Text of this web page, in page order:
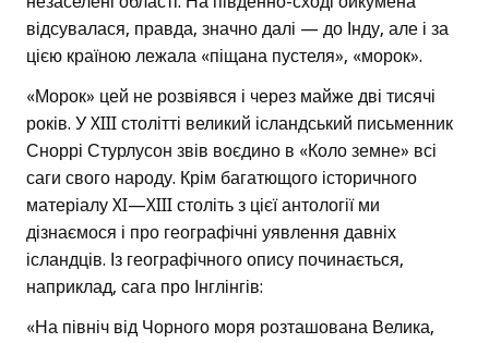
відсувалася, правда, значно далі — до Інду, але і за
цією країною лежала «піщана пустеля», «морок».
«Морок» цей не розвіявся і через майже дві тисячі
років. У XIII столітті великий ісландський письменник
Сноррі Стурлусон звів воєдино в «Коло земне» всі
саги свого народу. Крім багатющого історичного
матеріалу XI—XIII століть з цієї антології ми
дізнаємося і про географічні уявлення давніх
ісландців. Із географічного опису починається,
наприклад, сага про Інглінгів:
«На північ від Чорного моря розташована Велика,